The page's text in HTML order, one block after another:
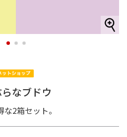
1 2 3
なブドウ
2箱セット。